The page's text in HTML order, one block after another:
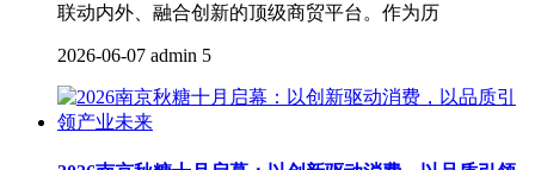
联动内外、融合创新的顶级商贸平台。作为历
2026-06-07 admin 5